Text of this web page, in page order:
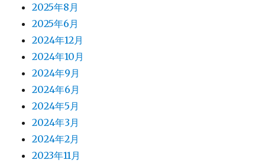
2025年8月
2025年6月
2024年12月
2024年10月
2024年9月
2024年6月
2024年5月
2024年3月
2024年2月
2023年11月